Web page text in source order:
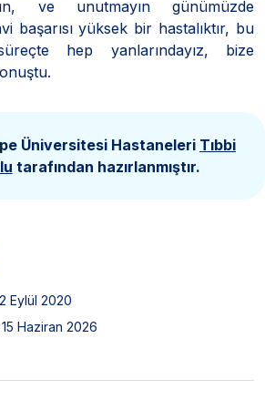
ve unutmayın günümüzde
başarısı yüksek bir hastalıktır, bu
hep yanlarındayız, bize
Üniversitesi Hastaneleri Tıbbi
tarafından hazırlanmıştır.
Eylül 2020
15 Haziran 2026